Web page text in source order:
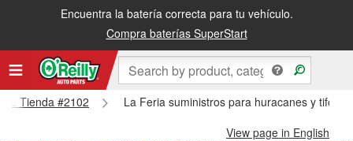
Encuentra la batería correcta para tu vehículo.
Compra baterías SuperStart
Tienda #2102
La Feria suministros para huracanes y
View page in English